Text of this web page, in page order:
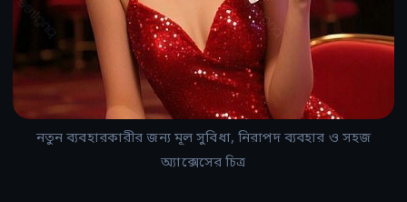
নতুন ব্যবহারকারীর জন্য মূল সুবিধা, নিরাপদ ব্যবহার ও সহজ
অ্যাক্সেসের চিত্র